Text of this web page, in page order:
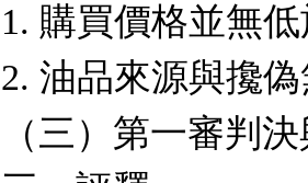
1. 購買價格並無
2. 油品來源與攙
（三）第一審判